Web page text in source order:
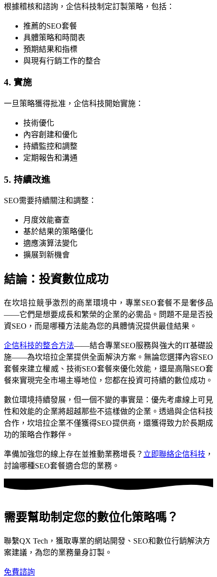
根據稽核和諮詢，企信科技制定訂製策略，包括：
推薦的SEO套餐
具體策略和時間表
預期結果和指標
與現有行銷工作的整合
4. 實施
一旦策略獲得批准，企信科技開始實施：
技術優化
內容創建和優化
持續監控和調整
定期報告和溝通
5. 持續改進
SEO需要持續關注和調整：
月度效能審查
基於結果的策略優化
適應演算法變化
擴展到新機會
結論：投資數位成功
在坎培拉競爭激烈的商業環境中，專業SEO套餐不是奢侈品
——它們是想要成長和繁榮的企業的必需品。問題不是是否投
資SEO，而是哪種方法能為您的具體情況提供最佳結果。
企信科技的整合方法——結合專業SEO服務與強大的IT基礎設
施——為坎培拉企業提供全面解決方案。無論您選擇內容SEO
套餐來建立權威、技術SEO套餐來優化效能，還是高階SEO套
餐來實現完全市場主導地位，您都在投資可持續的數位成功。
數位環境持續發展，但一個不變的事實是：優先考慮線上可見
性和效能的企業將超越那些不這樣做的企業。透過與企信科技
合作，坎培拉企業不僅獲得SEO提供商，還獲得致力於長期成
功的策略合作夥伴。
準備加強您的線上存在並推動業務增長？ 立即聯絡企信科技 ，
討論哪種SEO套餐適合您的業務。
需要幫助制定您的數位化策略嗎？
聯繫QX Tech，獲取專業的網站開發、SEO和數位行銷解決方
案建議，為您的業務量身訂製。
免費諮詢